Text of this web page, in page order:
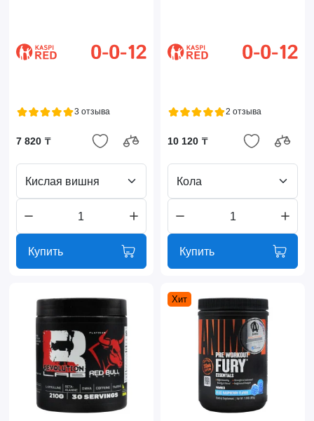
3 отзыва
7 820 ₸
Кислая вишня
Купить
2 отзыва
10 120 ₸
Кола
Купить
Хит